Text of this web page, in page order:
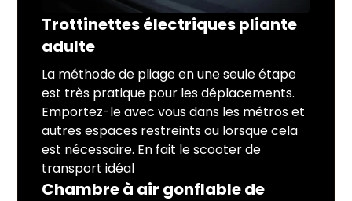
Trottinettes électriques pliante
adulte
La méthode de pliage en une seule étape
est très pratique pour les déplacements.
Emportez-le avec vous dans les métros et
autres espaces restreints ou lorsque cela
est nécessaire. En fait le scooter de
transport idéal
Chambre à air gonflable de